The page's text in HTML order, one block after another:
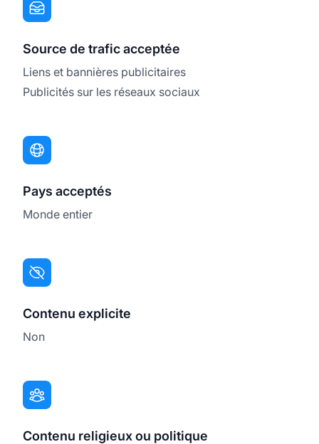
Source de trafic acceptée
Liens et bannières publicitaires
Publicités sur les réseaux sociaux
Pays acceptés
Monde entier
Contenu explicite
Non
Contenu religieux ou politique